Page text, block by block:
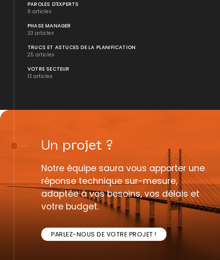
PAROLES D'EXPERTS
6 articles
PHASE MANAGER
33 articles
TRUCS ET ASTUCES DE LA PLANIFICATION
25 articles
VOTRE SECTEUR
13 articles
Un projet ?
Notre équipe saura vous apporter une
réponse technique sur-mesure,
adaptée à vos besoins, vos délais et
votre budget.
PARLEZ-NOUS DE VOTRE PROJET !